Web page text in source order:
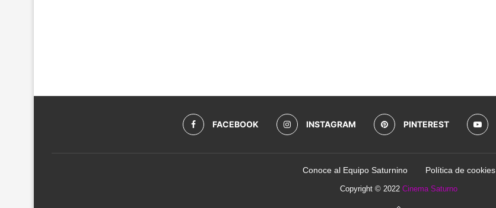
FACEBOOK INSTAGRAM PINTEREST
Conoce al Equipo Saturnino Política de cookies
Copyright © 2022 Cinema Saturno